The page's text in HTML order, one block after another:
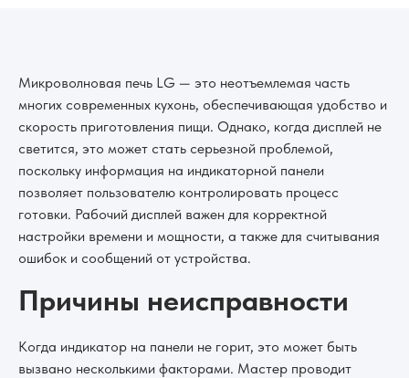
Микроволновая печь LG — это неотъемлемая часть
многих современных кухонь, обеспечивающая удобство и
скорость приготовления пищи. Однако, когда дисплей не
светится, это может стать серьезной проблемой,
поскольку информация на индикаторной панели
позволяет пользователю контролировать процесс
готовки. Рабочий дисплей важен для корректной
настройки времени и мощности, а также для считывания
ошибок и сообщений от устройства.
Причины неисправности
Когда индикатор на панели не горит, это может быть
вызвано несколькими факторами. Мастер проводит